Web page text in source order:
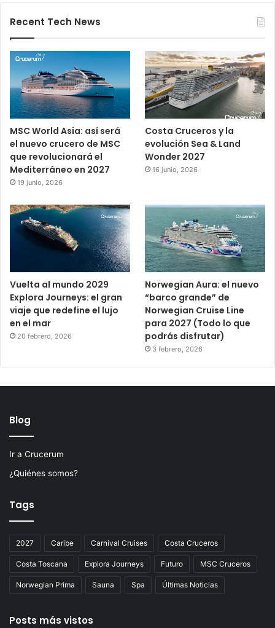
Recent Tech News
MSC World Asia: así será
el nuevo crucero de MSC
que revolucionará el
Mediterráneo en 2027
19 junio, 2026
Costa Cruceros y la
evolución Sea & Land
Wonder 2027
16 junio, 2026
Vuelta al mundo 2029
Explora Journeys: el gran
viaje que redefine el lujo
en el mar
20 febrero, 2026
Norwegian Aura: el nuevo
“barco grande” de
Norwegian Cruise Line
para 2027 (Todo lo que
podrás disfrutar)
3 febrero, 2026
Blog
Ir a Crucerum
¿Quiénes somos?
Tags
2027 Caribe Carnival Cruises Costa Cruceros
Costa Toscana Explora Journeys Futuro MSC Cruceros
Norwegian Prima Sauna Spa Últimas Noticias
Posts más vistos